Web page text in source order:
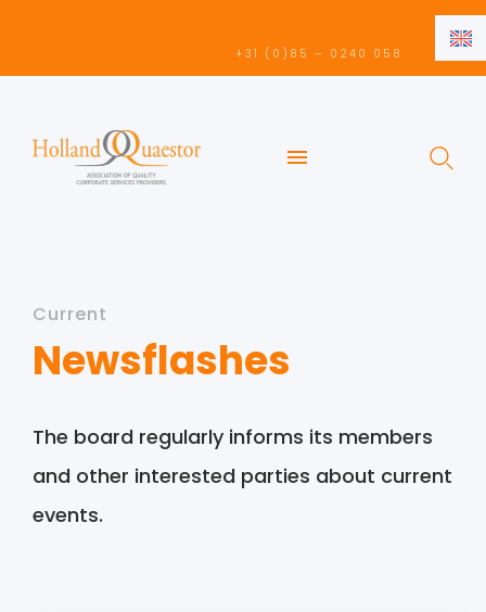
+31 (0)85 – 0240 058
EN
Current
Newsflashes
The board regularly informs its members
and other interested parties about current
events.